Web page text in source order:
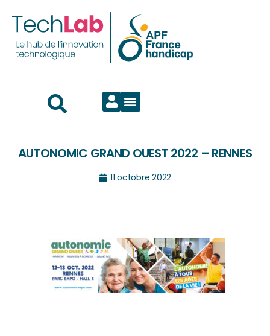
AUTONOMIC GRAND OUEST 2022 – RENNES
11 octobre 2022